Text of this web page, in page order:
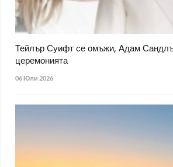
Тейлър Суифт се омъжи, Адам
церемонията
06 Юли 2026